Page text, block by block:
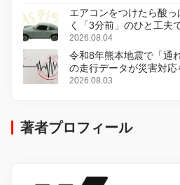
エアコンをつけたら酸
く「3分前」のひと工夫
2026.08.04
令和8年熊本地震で「通
の走行データが災害対応
2026.08.03
著者プロフィール